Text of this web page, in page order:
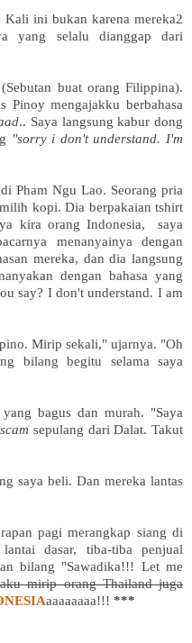
ini bukan karena mereka2
yang selalu dianggap dari
buat orang Filippina).
Pinoy mengajakku berbahasa
.. Saya langsung kabur dong
"sorry i don't understand. I'm
Pham Ngu Lao. Seorang pria
kopi. Dia berpakaian tshirt
kira orang Indonesia, saya
menanyainya dengan
mereka, dan dia langsung
dengan bahasa yang
say? I don't understand. I am
Mirip sekali," ujarnya. "Oh
bilang begitu selama saya
bagus dan murah. "Saya
scam sepulang dari Dalat. Takut
saya beli. Dan mereka lantas
pagi merangkap siang di
dasar, tiba-tiba penjual
bilang "Sawadika!!! Let me
mirip orang Thailand juga
aaaaaaaa!!! ***